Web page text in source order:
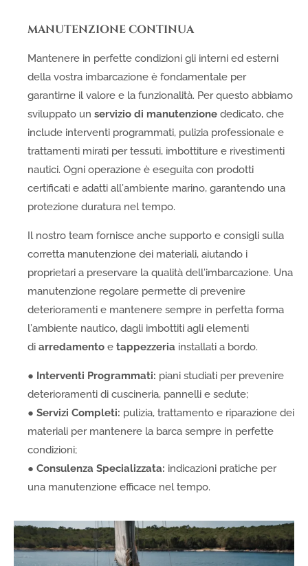
MANUTENZIONE CONTINUA
Mantenere in perfette condizioni gli interni ed esterni
della vostra imbarcazione è fondamentale per
garantirne il valore e la funzionalità. Per questo abbiamo
sviluppato un servizio di manutenzione dedicato, che
include interventi programmati, pulizia professionale e
trattamenti mirati per tessuti, imbottiture e rivestimenti
nautici. Ogni operazione è eseguita con prodotti
certificati e adatti all’ambiente marino, garantendo una
protezione duratura nel tempo.
Il nostro team fornisce anche supporto e consigli sulla
corretta manutenzione dei materiali, aiutando i
proprietari a preservare la qualità dell’imbarcazione. Una
manutenzione regolare permette di prevenire
deterioramenti e mantenere sempre in perfetta forma
l’ambiente nautico, dagli imbottiti agli elementi
di arredamento e tappezzeria installati a bordo.
● Interventi Programmati: piani studiati per prevenire
deterioramenti di cuscineria, pannelli e sedute;
● Servizi Completi: pulizia, trattamento e riparazione dei
materiali per mantenere la barca sempre in perfette
condizioni;
● Consulenza Specializzata: indicazioni pratiche per
una manutenzione efficace nel tempo.